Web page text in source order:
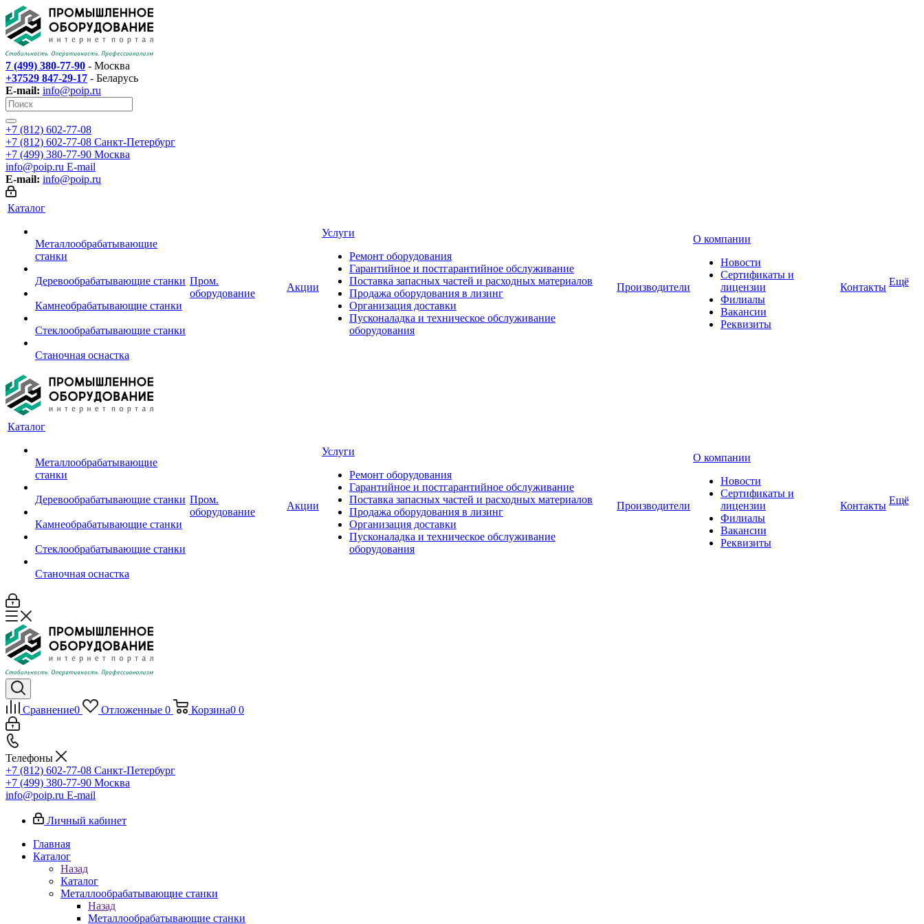
7 (499) 380-77-90 - Москва
+37529 847-29-17 - Беларусь
E-mail: info@poip.ru
+7 (812) 602-77-08
+7 (812) 602-77-08 Санкт-Петербург
+7 (499) 380-77-90 Москва
info@poip.ru E-mail
E-mail: info@poip.ru
Каталог
Металлообрабатывающие
станки
Деревообрабатывающие станки
Камнеобрабатывающие станки
Стеклообрабатывающие станки
Станочная оснастка
Пром.
оборудование
Акции
Услуги
Ремонт оборудования
Гарантийное и постгарантийное обслуживание
Поставка запасных частей и расходных материалов
Продажа оборудования в лизинг
Организация доставки
Пусконаладка и техническое обслуживание
оборудования
Производители
О компании
Новости
Сертификаты и
лицензии
Филиалы
Вакансии
Реквизиты
Контакты Ещё
Каталог
Металлообрабатывающие
станки
Деревообрабатывающие станки
Камнеобрабатывающие станки
Стеклообрабатывающие станки
Станочная оснастка
Пром.
оборудование
Акции
Услуги
Ремонт оборудования
Гарантийное и постгарантийное обслуживание
Поставка запасных частей и расходных материалов
Продажа оборудования в лизинг
Организация доставки
Пусконаладка и техническое обслуживание
оборудования
Производители
О компании
Новости
Сертификаты и
лицензии
Филиалы
Вакансии
Реквизиты
Контакты Ещё
Сравнение0 Отложенные 0 Корзина0 0
Телефоны
+7 (812) 602-77-08 Санкт-Петербург
+7 (499) 380-77-90 Москва
info@poip.ru E-mail
Личный кабинет
Главная
Каталог
Назад
Каталог
Металлообрабатывающие станки
Назад
Металлообрабатывающие станки